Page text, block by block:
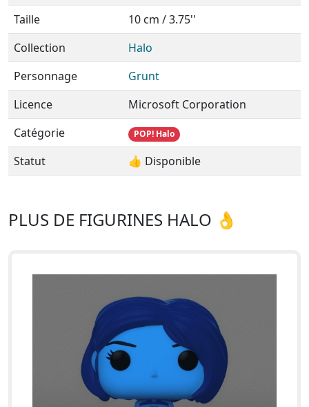
Taille
10 cm / 3.75''
Collection
Halo
Personnage
Grunt
Licence
Microsoft Corporation
Catégorie
POP! Halo
Statut 👍 Disponible
PLUS DE FIGURINES HALO 👌